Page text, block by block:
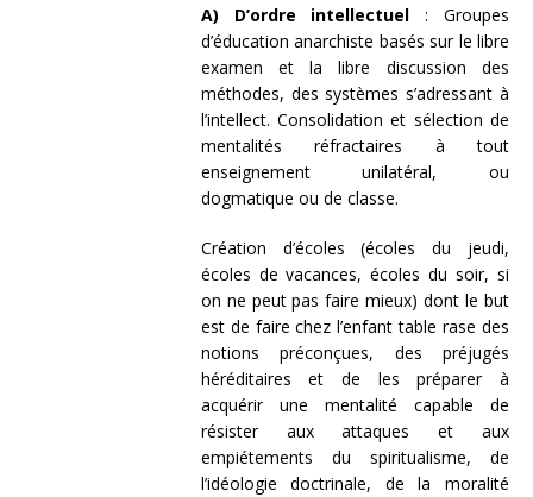
A) D’ordre intellectuel : Groupes
d’éducation anarchiste basés sur le libre
examen et la libre discussion des
méthodes, des systèmes s’adressant à
l’intellect. Consolidation et sélection de
mentalités réfractaires à tout
enseignement unilatéral, ou
dogmatique ou de classe.
Création d’écoles (écoles du jeudi,
écoles de vacances, écoles du soir, si
on ne peut pas faire mieux) dont le but
est de faire chez l’enfant table rase des
notions préconçues, des préjugés
héréditaires et de les préparer à
acquérir une mentalité capable de
résister aux attaques et aux
empiétements du spiritualisme, de
l’idéologie doctrinale, de la moralité